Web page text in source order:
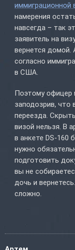
намерения
навсегда – так
заявитель на
вернется домой.
согласно
в США.
Поэтому офицер
заподозрив, что
переезда.
визой нельзя. В
в анкете DS-160
нужно
подготовить
вы не
дочь и
сложно.